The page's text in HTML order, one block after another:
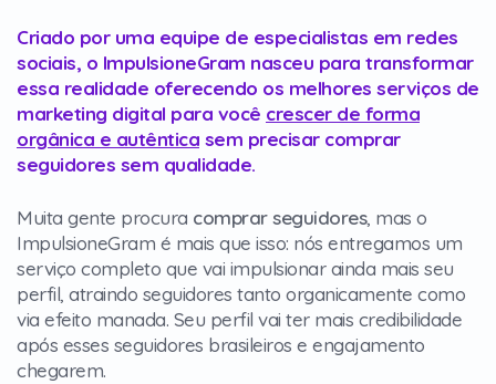
Criado por uma equipe de especialistas em redes
sociais, o ImpulsioneGram nasceu para transformar
essa realidade oferecendo os melhores serviços de
marketing digital para você crescer de forma
orgânica e autêntica sem precisar comprar
seguidores sem qualidade.
Muita gente procura comprar seguidores, mas o
ImpulsioneGram é mais que isso: nós entregamos um
serviço completo que vai impulsionar ainda mais seu
perfil, atraindo seguidores tanto organicamente como
via efeito manada. Seu perfil vai ter mais credibilidade
após esses seguidores brasileiros e engajamento
chegarem.